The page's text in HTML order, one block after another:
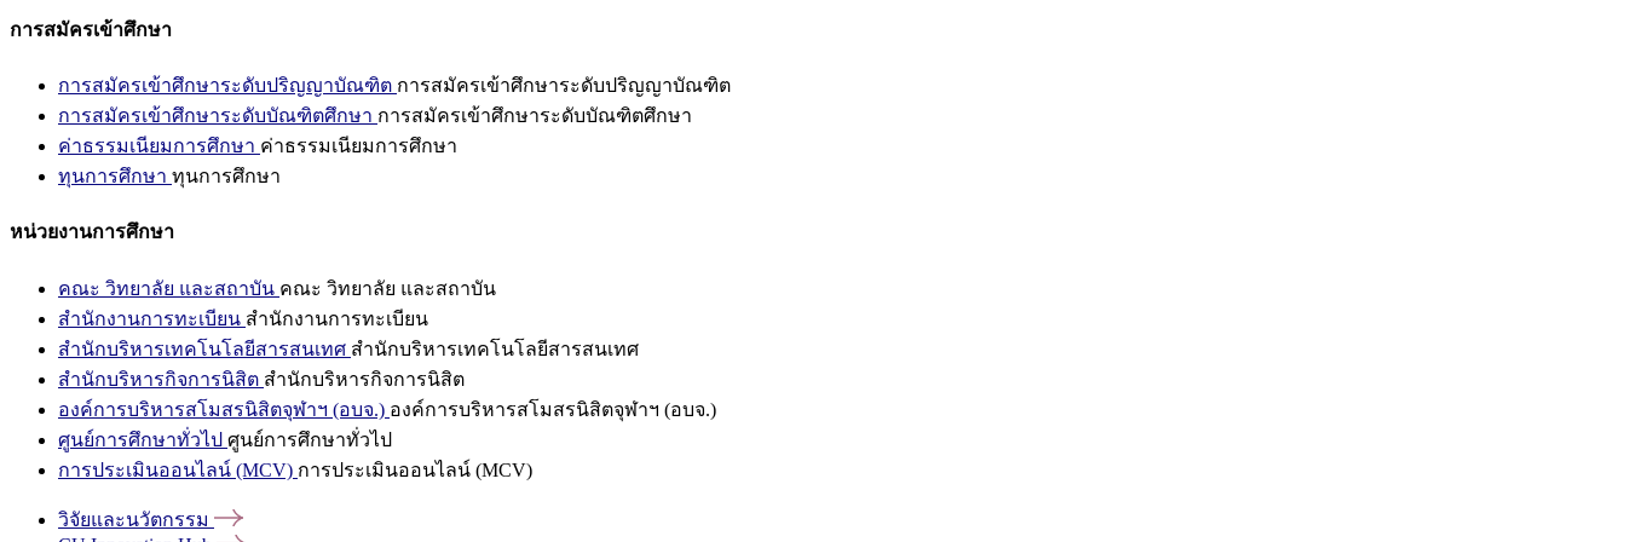
การสมัครเข้าศึกษา
การสมัครเข้าศึกษาระดับปริญญาบัณฑิต การสมัครเข้าศึกษาระดับปริญญาบัณฑิต
การสมัครเข้าศึกษาระดับบัณฑิตศึกษา การสมัครเข้าศึกษาระดับบัณฑิตศึกษา
ค่าธรรมเนียมการศึกษา ค่าธรรมเนียมการศึกษา
ทุนการศึกษา ทุนการศึกษา
หน่วยงานการศึกษา
คณะ วิทยาลัย และสถาบัน คณะ วิทยาลัย และสถาบัน
สำนักงานการทะเบียน สำนักงานการทะเบียน
สำนักบริหารเทคโนโลยีสารสนเทศ สำนักบริหารเทคโนโลยีสารสนเทศ
สำนักบริหารกิจการนิสิต สำนักบริหารกิจการนิสิต
องค์การบริหารสโมสรนิสิตจุฬาฯ (อบจ.) องค์การบริหารสโมสรนิสิตจุฬาฯ (อบจ.)
ศูนย์การศึกษาทั่วไป ศูนย์การศึกษาทั่วไป
การประเมินออนไลน์ (MCV) การประเมินออนไลน์ (MCV)
วิจัยและนวัตกรรม